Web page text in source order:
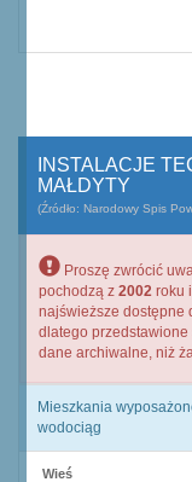
INSTALACJE
MAŁDYTY
(Źródło: Narodowy Spis
Proszę zwrócić
pochodzą z 2002 roku
najświeższe dostępne
dlatego
dane archiwalne, niż
Mieszkania
wodociąg
Wieś